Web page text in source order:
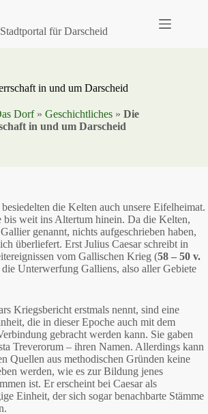
für Darscheid
in und um Darscheid
Dorf» Geschichtliches» Die
in und um Darscheid
die Kelten auch unsere Eifelheimat.
bis weit ins Altertum hinein. Da die Kelten,
genannt, nichts aufgeschrieben haben,
überliefert. Erst Julius Caesar schreibt in
vom Gallischen Krieg (58 – 50 v.
Unterwerfung Galliens, also aller Gebiete
Kriegsbericht erstmals nennt, sind eine
die in dieser Epoche auch mit dem
gebracht werden kann. Sie gaben
Treverorum – ihren Namen. Allerdings kann
Quellen aus methodischen Gründen keine
werden, wie es zur Bildung jenes
ist. Er erscheint bei Caesar als
Einheit, der sich sogar benachbarte Stämme